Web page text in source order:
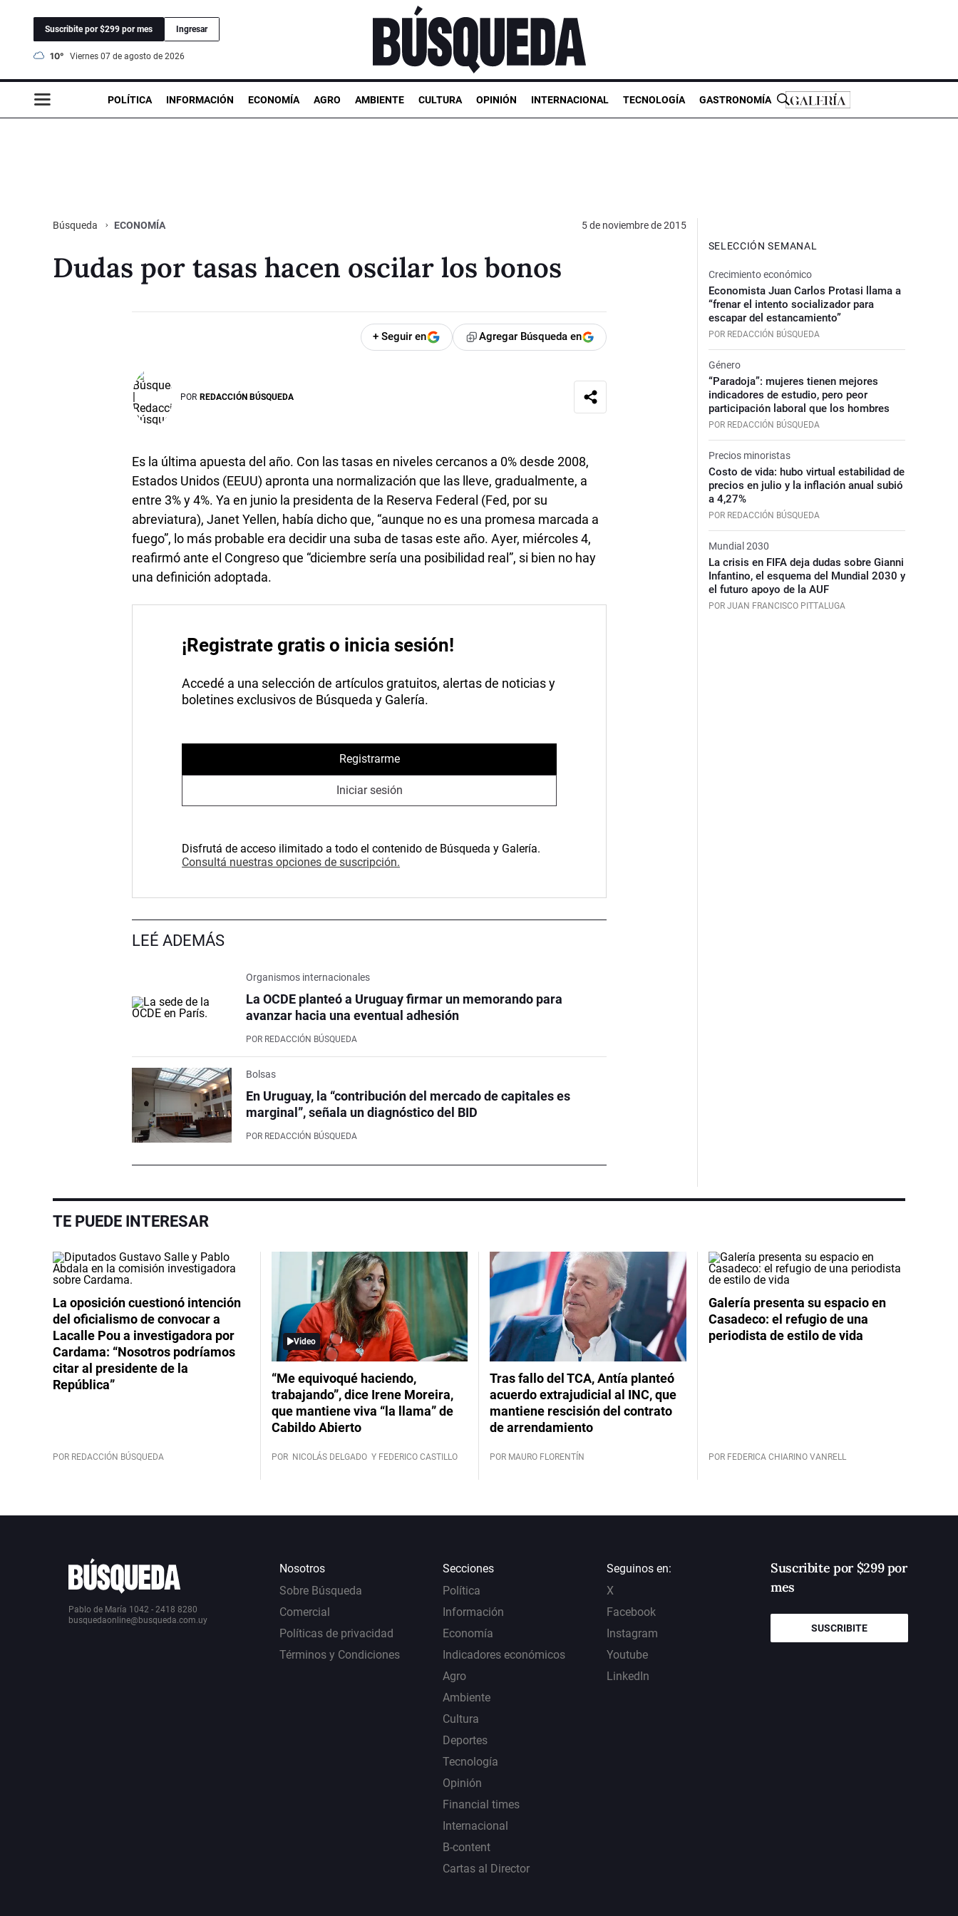
Suscribite por $299 por mes Ingresar
10° viernes 07 de agosto de 2026
POLÍTICA INFORMACIÓN ECONOMÍA AGRO AMBIENTE CULTURA OPINIÓN INTERNACIONAL TECNOLOGÍA GASTRONOMÍA
Búsqueda ECONOMÍA 5 de noviembre de 2015
Dudas por tasas hacen oscilar los bonos
+ Seguir en Agregar Búsqueda en
POR REDACCIÓN BÚSQUEDA
Es la última apuesta del año. Con las tasas en niveles cercanos a 0% desde 2008,
Estados Unidos (EEUU) apronta una normalización que las lleve, gradualmente, a
entre 3% y 4%. Ya en junio la presidenta de la Reserva Federal (Fed, por su
abreviatura), Janet Yellen, había dicho que, “aunque no es una promesa marcada a
fuego”, lo más probable era decidir una suba de tasas este año. Ayer, miércoles 4,
reafirmó ante el Congreso que “diciembre sería una posibilidad real”, si bien no hay
una definición adoptada.
¡Registrate gratis o inicia sesión!
Accedé a una selección de artículos gratuitos, alertas de noticias y
boletines exclusivos de Búsqueda y Galería.
Registrarme
Iniciar sesión
Disfrutá de acceso ilimitado a todo el contenido de Búsqueda y Galería.
Consultá nuestras opciones de suscripción.
LEÉ ADEMÁS
Organismos internacionales
La OCDE planteó a Uruguay firmar un memorando para
avanzar hacia una eventual adhesión
POR REDACCIÓN BÚSQUEDA
Bolsas
En Uruguay, la “contribución del mercado de capitales es
marginal”, señala un diagnóstico del BID
POR REDACCIÓN BÚSQUEDA
SELECCIÓN SEMANAL
Crecimiento económico
Economista Juan Carlos Protasi llama a
“frenar el intento socializador para
escapar del estancamiento”
POR REDACCIÓN BÚSQUEDA
Género
“Paradoja”: mujeres tienen mejores
indicadores de estudio, pero peor
participación laboral que los hombres
POR REDACCIÓN BÚSQUEDA
Precios minoristas
Costo de vida: hubo virtual estabilidad de
precios en julio y la inflación anual subió
a 4,27%
POR REDACCIÓN BÚSQUEDA
Mundial 2030
La crisis en FIFA deja dudas sobre Gianni
Infantino, el esquema del Mundial 2030 y
el futuro apoyo de la AUF
POR JUAN FRANCISCO PITTALUGA
TE PUEDE INTERESAR
La oposición cuestionó intención
del oficialismo de convocar a
Lacalle Pou a investigadora por
Cardama: “Nosotros podríamos
citar al presidente de la
República”
POR REDACCIÓN BÚSQUEDA
Video
“Me equivoqué haciendo,
trabajando”, dice Irene Moreira,
que mantiene viva “la llama” de
Cabildo Abierto
POR NICOLÁS DELGADO Y FEDERICO CASTILLO
Tras fallo del TCA, Antía planteó
acuerdo extrajudicial al INC, que
mantiene rescisión del contrato
de arrendamiento
POR MAURO FLORENTÍN
Galería presenta su espacio en
Casadeco: el refugio de una
periodista de estilo de vida
POR FEDERICA CHIARINO VANRELL
Pablo de María 1042 - 2418 8280
busquedaonline@busqueda.com.uy
Nosotros
Sobre Búsqueda
Comercial
Políticas de privacidad
Términos y Condiciones
Secciones
Política
Información
Economía
Indicadores económicos
Agro
Ambiente
Cultura
Deportes
Tecnología
Opinión
Financial times
Internacional
B-content
Cartas al Director
Seguinos en:
X
Facebook
Instagram
Youtube
LinkedIn
Suscribite por $299 por
mes
SUSCRIBITE